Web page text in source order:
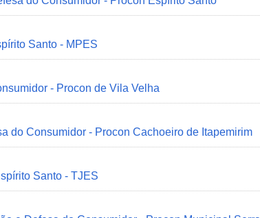
Santo - MPES
- Procon de Vila Velha
do Consumidor - Procon Cachoeiro de Itapemirim
Santo - TJES